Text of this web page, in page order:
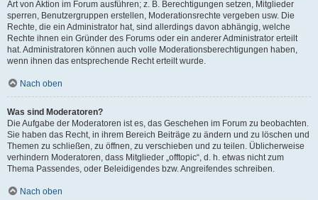
Art von Aktion im Forum ausführen; z. B. Berechtigungen setzen, Mitglieder
sperren, Benutzergruppen erstellen, Moderationsrechte vergeben usw. Die
Rechte, die ein Administrator hat, sind allerdings davon abhängig, welche
Rechte ihnen ein Gründer des Forums oder ein anderer Administrator erteilt
hat. Administratoren können auch volle Moderationsberechtigungen haben,
wenn ihnen das entsprechende Recht erteilt wurde.
Nach oben
Was sind Moderatoren?
Die Aufgabe der Moderatoren ist es, das Geschehen im Forum zu beobachten.
Sie haben das Recht, in ihrem Bereich Beiträge zu ändern und zu löschen und
Themen zu schließen, zu öffnen, zu verschieben und zu teilen. Üblicherweise
verhindern Moderatoren, dass Mitglieder „offtopic“, d. h. etwas nicht zum
Thema Passendes, oder Beleidigendes bzw. Angreifendes schreiben.
Nach oben